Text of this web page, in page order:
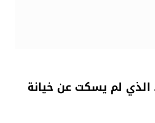
الذي لم يسكت عن خيانة